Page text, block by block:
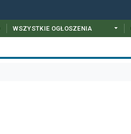
WSZYSTKIE OGŁOSZENIA